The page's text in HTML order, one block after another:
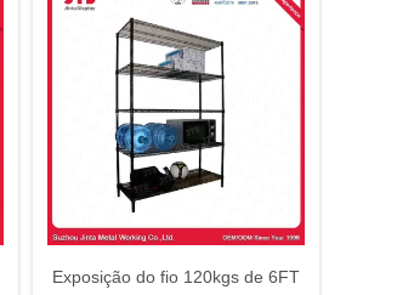
Exposição do fio 120kgs de 6FT